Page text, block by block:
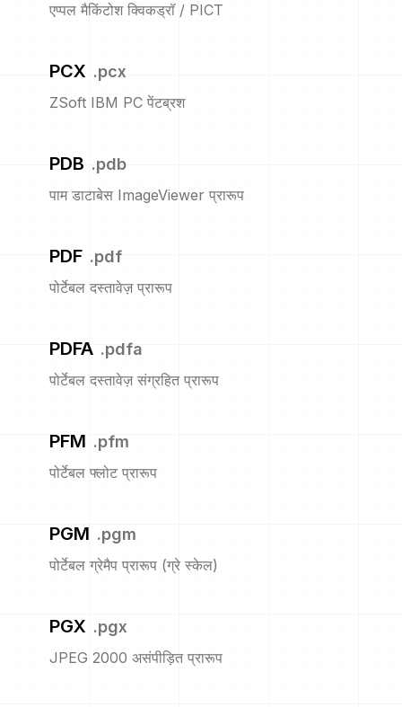
एप्पल मैकिंटोश क्विकड्रॉ / PICT
PCX .pcx
ZSoft IBM PC पेंटब्रश
PDB .pdb
पाम डाटाबेस ImageViewer प्रारूप
PDF .pdf
पोर्टेबल दस्तावेज़ प्रारूप
PDFA .pdfa
पोर्टेबल दस्तावेज़ संग्रहित प्रारूप
PFM .pfm
पोर्टेबल फ्लोट प्रारूप
PGM .pgm
पोर्टेबल ग्रेमैप प्रारूप (ग्रे स्केल)
PGX .pgx
JPEG 2000 असंपीड़ित प्रारूप